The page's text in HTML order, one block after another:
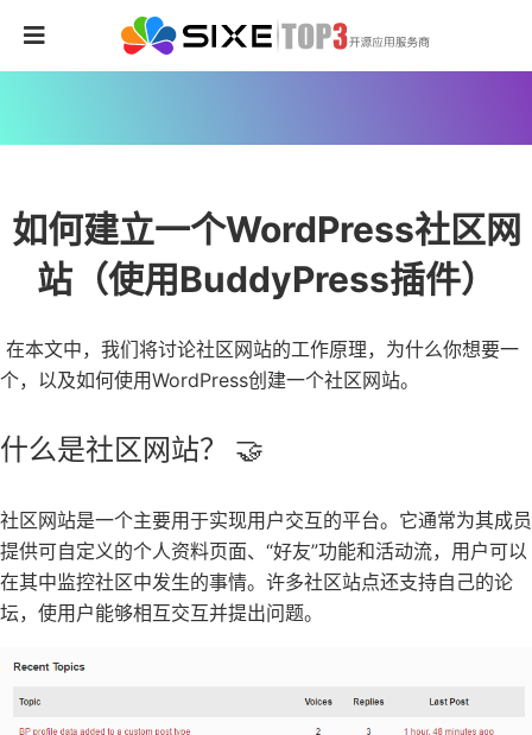
如何建立一个WordPress社区网
站（使用BuddyPress插件）
在本文中，我们将讨论社区网站的工作原理，为什么你想要一
个，以及如何使用WordPress创建一个社区网站。
什么是社区网站？ 🤝
社区网站是一个主要用于实现用户交互的平台。它通常为其成员
提供可自定义的个人资料页面、“好友”功能和活动流，用户可以
在其中监控社区中发生的事情。许多社区站点还支持自己的论
坛，使用户能够相互交互并提出问题。